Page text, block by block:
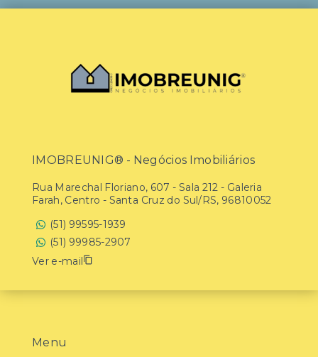
Menu
IMOBREUNIG® - Negócios Imobiliários
Rua Marechal Floriano, 607 - Sala 212 - Galeria
Farah, Centro - Santa Cruz do Sul/RS, 96810052
(51) 99595-1939
(51) 99985-2907
Ver e-mail